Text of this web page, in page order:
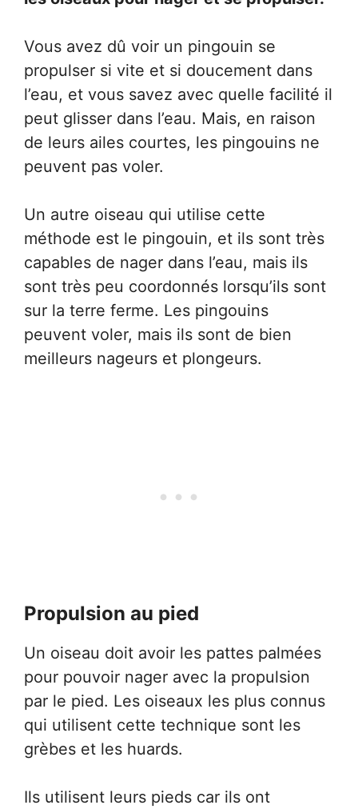
Vous avez dû voir un pingouin se
propulser si vite et si doucement dans
l’eau, et vous savez avec quelle facilité il
peut glisser dans l’eau. Mais, en raison
de leurs ailes courtes, les pingouins ne
peuvent pas voler.
Un autre oiseau qui utilise cette
méthode est le pingouin, et ils sont très
capables de nager dans l’eau, mais ils
sont très peu coordonnés lorsqu’ils sont
sur la terre ferme. Les pingouins
peuvent voler, mais ils sont de bien
meilleurs nageurs et plongeurs.
Propulsion au pied
Un oiseau doit avoir les pattes palmées
pour pouvoir nager avec la propulsion
par le pied. Les oiseaux les plus connus
qui utilisent cette technique sont les
grèbes et les huards.
Ils utilisent leurs pieds car ils ont